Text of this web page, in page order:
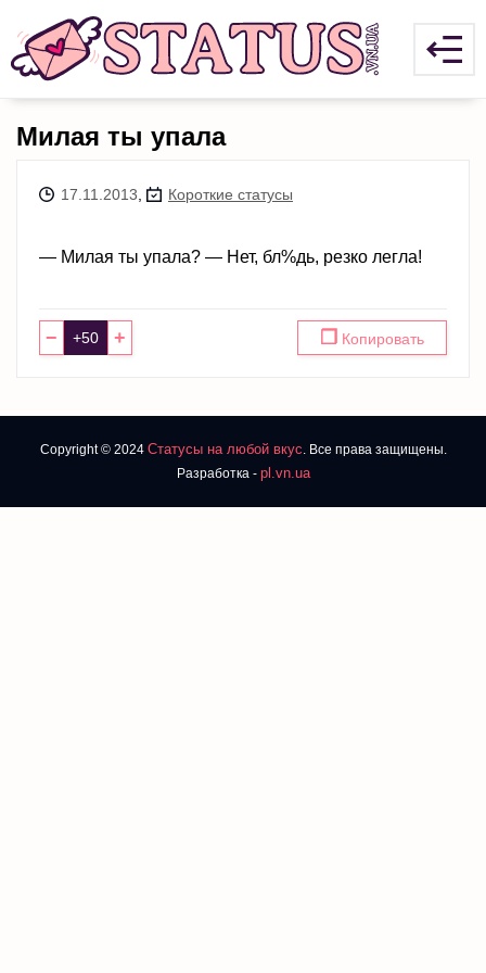
Милая ты упала
17.11.2013 Короткие статусы
— Милая ты упала? — Нет, бл%дь, резко легла!
− + ❐ Копировать
Copyright © 2024 Статусы на любой вкус. Все права защищены.
Разработка - pl.vn.ua